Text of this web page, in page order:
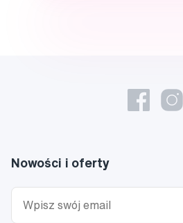
Nowości i oferty